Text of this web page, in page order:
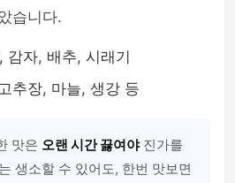
습니다.
감자, 배추, 시래기
추장, 마늘, 생강 등
맛은 오랜 시간 끓여야진가를
생소할 수 있어도, 한번 맛보면